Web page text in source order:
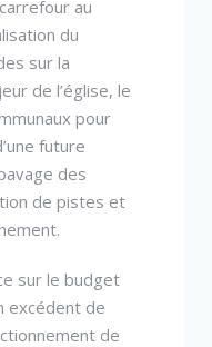
au
du
sur la
de l’église, le
pour
future
des
de pistes et
sur le budget
excédent de
de